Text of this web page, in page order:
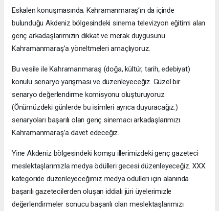
Eskalen konuşmasında; Kahramanmaraş’ın da içinde
bulunduğu Akdeniz bölgesindeki sinema televizyon eğitimi alan
genç arkadaşlarımızın dikkat ve merak duygusunu
Kahramanmaraş’a yöneltmeleri amaçlıyoruz.
Bu vesile ile Kahramanmaraş (doğa, kültür, tarih, edebiyat)
konulu senaryo yarışması ve düzenleyeceğiz. Güzel bir
senaryo değerlendirme komisyonu oluşturuyoruz.
(Önümüzdeki günlerde bu isimleri ayrıca duyuracağız.)
senaryoları başarılı olan genç sinemacı arkadaşlarımızı
Kahramanmaraş’a davet edeceğiz.
Yine Akdeniz bölgesindeki komşu illerimizdeki genç gazeteci
meslektaşlarımızla medya ödülleri gecesi düzenleyeceğiz. XXX
kategoride düzenleyeceğimiz medya ödülleri için alanında
başarılı gazetecilerden oluşan iddialı jüri üyelerimizle
değerlendirmeler sonucu başarılı olan meslektaşlarımızı